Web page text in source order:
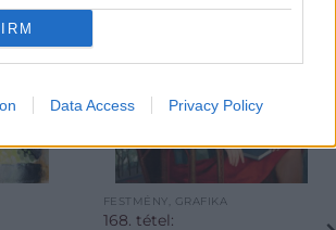
Data Access Privacy Policy
FESTMÉNY, GRAFIKA
168. tétel: